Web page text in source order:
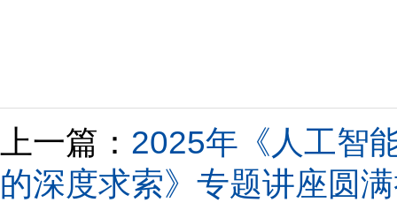
上一篇： 2025年《人工智
的深度求索》专题讲座圆